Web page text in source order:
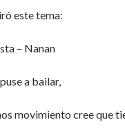
este tema:
– Nanan
a bailar,
movimiento cree que